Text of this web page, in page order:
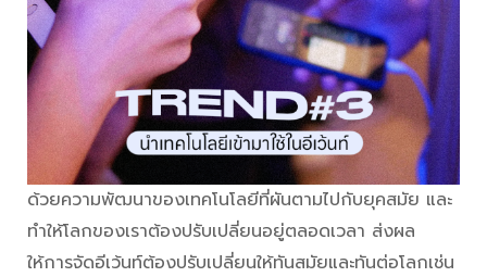
ด้วยความพัฒนาของเทคโนโลยีที่ผันตามไปกับยุคสมัย และ
ทำให้โลกของเราต้องปรับเปลี่ยนอยู่ตลอดเวลา ส่งผล
ให้การจัดอีเว้นท์ต้องปรับเปลี่ยนให้ทันสมัยและทันต่อโลกเช่น